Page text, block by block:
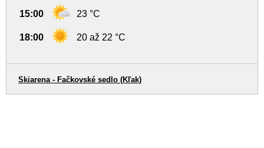
15:00 23 °C
18:00 20 až 22 °C
Skiarena - Fačkovské sedlo (Kľak)